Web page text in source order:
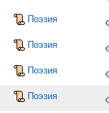
Поэзия
Поэзия
Поэзия
Поэзия